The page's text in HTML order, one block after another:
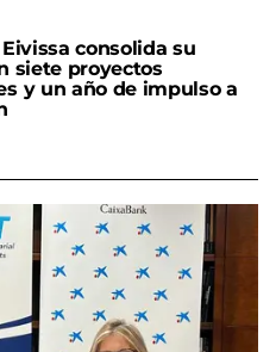
consolida su
siete proyectos
y un año de impulso a